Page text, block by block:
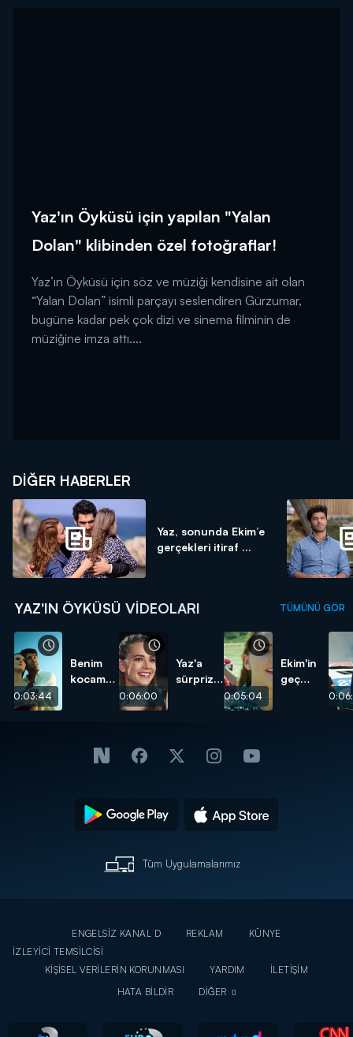
Yaz'ın Öyküsü için yapılan "Yalan
Dolan" klibinden özel fotoğraflar!
Yaz’ın Öyküsü için söz ve müziği kendisine ait olan
“Yalan Dolan” isimli parçayı seslendiren Gürzumar,
bugüne kadar pek çok dizi ve sinema filminin de
müziğine imza attı....
DIĞER HABERLER
Yaz, sonunda Ekim’e
gerçekleri itiraf ...
YAZ'IN ÖYKÜSÜ VIDEOLARI TÜMÜNÜ GÖR
00:03:44
Benim
kocaman
00:06:00
Yaz'a
sürpriz
00:05:04
Ekim'in
geç
Tüm Uygulamalarımız
ENGELSİZ KANAL D REKLAM
KÜNYE
İZLEYİCİ TEMSİLCİSİ
KİŞİSEL VERİLERİN KORUNMASI
YARDIM
İLETİŞİM
HATA BİLDİR
DİĞER